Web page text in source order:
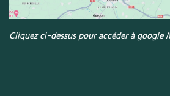
Cliquez ci-dessus pour accéder à google